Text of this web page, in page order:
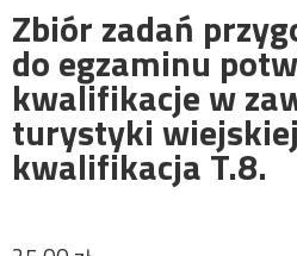
Zbiór zadań
do egzaminu
kwalifikacje w
turystyki
kwalifikacja T.8.